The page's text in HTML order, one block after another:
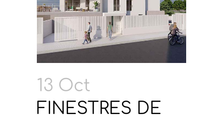
13 Oct
FINESTRES DE